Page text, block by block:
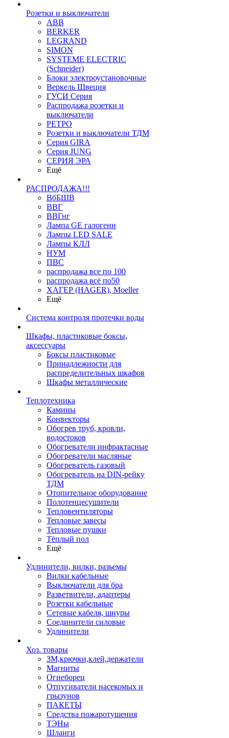
Розетки и выключатели
ABB
BERKER
LEGRAND
SIMON
SYSTEME ELECTRIC
(Schneider)
Блоки электроустановочные
Веркель Швеция
ГУСИ Серия
Распродажа розетки и
выключатели
РЕТРО
Розетки и выключатели ТДМ
Серия GIRA
Серия JUNG
СЕРИЯ ЭРА
Ещё
РАСПРОДАЖА!!!
ВбБШВ
ВВГ
ВВГнг
Лампа GE галогенн
Лампы LED SALE
Лампы КЛЛ
НУМ
ПВС
распродажа все по 100
распродажа всё по50
ХАГЕР (HAGER), Moeller
Ещё
Система контроля протечки воды
Шкафы, пластиковые боксы,
аксессуары
Боксы пластиковые
Принадлежности для
распределительных шкафов
Шкафы металлические
Теплотехника
Камины
Конвекторы
Обогрев труб, кровли,
водостоков
Обогреватели инфрактасные
Обогреватели масляные
Обогреватель газовый
Обогреватель на DIN-рейку
ТДМ
Отопительное оборудование
Полотенцесушители
Тепловентиляторы
Тепловые завесы
Тепловые пушки
Тёплый пол
Ещё
Удлинители, вилки, разьемы
Вилки кабельные
Выключатели для бра
Разветвители, адаптеры
Розетки кабельные
Сетевые кабеля, шнуры
Соединители силовые
Удлинители
Хоз. товары
ЗМ,крючки,клей,держатели
Магниты
Огнеборец
Отпугиватели насекомых и
грызунов
ПАКЕТЫ
Средства пожаротушения
ТЭНы
Шланги